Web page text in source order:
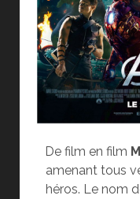
De film en film
amenant tous
héros. Le nom